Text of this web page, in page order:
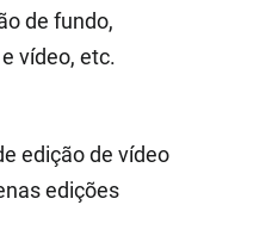
de fundo,
vídeo, etc.
edição de vídeo
edições